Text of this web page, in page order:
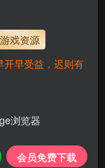
系QQ：3317425885
www.hellovam.com
戏资源
开早受益，迟则有
浏览器
会员免费下载